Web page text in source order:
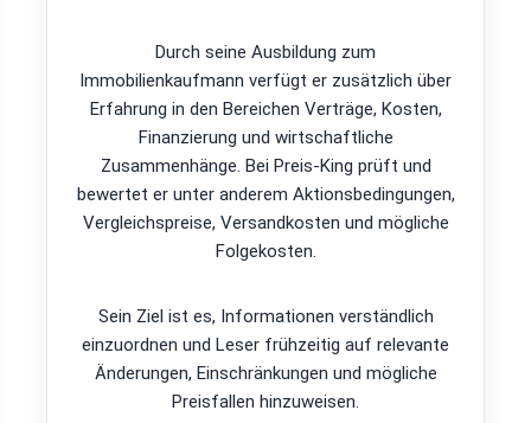
Durch seine Ausbildung zum
Immobilienkaufmann verfügt er zusätzlich über
Erfahrung in den Bereichen Verträge, Kosten,
Finanzierung und wirtschaftliche
Zusammenhänge. Bei Preis-King prüft und
bewertet er unter anderem Aktionsbedingungen,
Vergleichspreise, Versandkosten und mögliche
Folgekosten.
Sein Ziel ist es, Informationen verständlich
einzuordnen und Leser frühzeitig auf relevante
Änderungen, Einschränkungen und mögliche
Preisfallen hinzuweisen.